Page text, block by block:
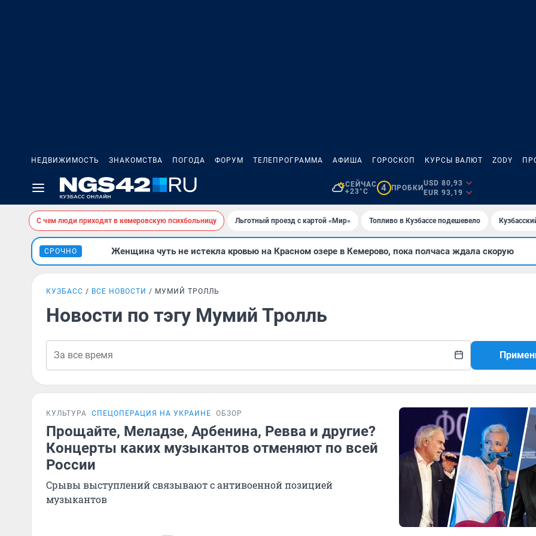
НЕДВИЖИМОСТЬ ЗНАКОМСТВА ПОГОДА ФОРУМ ТЕЛЕПРОГРАММА АФИША ГОРОСКОП КУРСЫ ВАЛЮТ ZODY
СЕЙЧАС
+23°C
4 ПРОБКИ
USD 80,93
EUR 93,19
С чем люди приходят в кемеровскую психбольницу Льготный проезд с картой «Мир» Топливо в Кузбассе подешевело
СРОЧНО Женщина чуть не истекла кровью на Красном озере в Кемерово, пока полчаса ждала скорую
КУЗБАСС ВСЕ НОВОСТИ МУМИЙ ТРОЛЛЬ
Новости по тэгу Мумий Тролль
КУЛЬТУРА СПЕЦОПЕРАЦИЯ НА УКРАИНЕ ОБЗОР
Прощайте, Меладзе, Арбенина, Ревва и другие?
Концерты каких музыкантов отменяют по всей
России
Срывы выступлений связывают с антивоенной позицией
музыкантов